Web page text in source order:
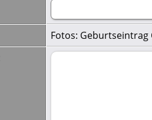
Fotos: Geburtseintrag